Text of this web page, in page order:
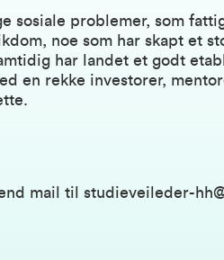
sosiale problemer, som
noe som har skapt et
har landet et godt
en rekke investorer,
mail til studieveileder-